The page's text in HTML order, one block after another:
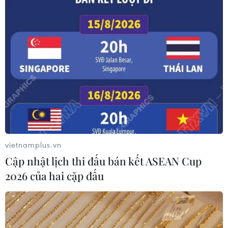
Chủ sân Azteca lỗ hơn 47 triệu USD vì
World Cup 2026
Dữ liệu việc làm Mỹ mở thêm dư địa
cho giá vàng trong tuần qua
08/08/2026 04:29
Thương mại Việt Nam-Australia
hướng tới những động lực tăng
trưởng mới
08/08/2026 03:29
vietnamplus.vn
Cập nhật lịch thi đấu bán kết ASEAN Cup
2026 của hai cặp đấu